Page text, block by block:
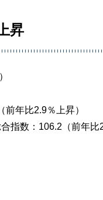
昇
年比2.9％上昇）
指数：106.2（前年比